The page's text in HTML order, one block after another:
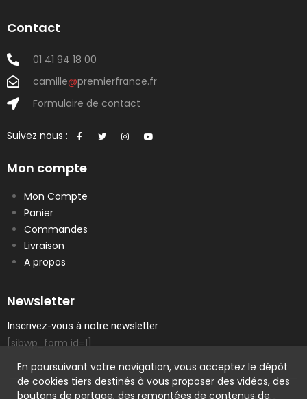
Contact
01 41 94 18 00
camille@premierfrance.fr
Formulaire de contact
Suivez nous :
Mon compte
Mon Compte
Panier
Commandes
Livraison
A propos
Newsletter
Inscrivez-vous à notre newsletter
[sibwp_form id=1]
En poursuivant votre navigation, vous acceptez le dépôt
de cookies tiers destinés à vous proposer des vidéos, des
boutons de partage, des remontées de contenus de